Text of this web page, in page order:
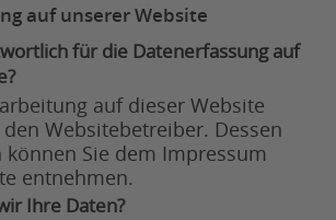
auf unserer Website
für die Datenerfassung auf
auf dieser Website
Websitebetreiber. Dessen
können Sie dem Impressum
entnehmen.
Ihre Daten?